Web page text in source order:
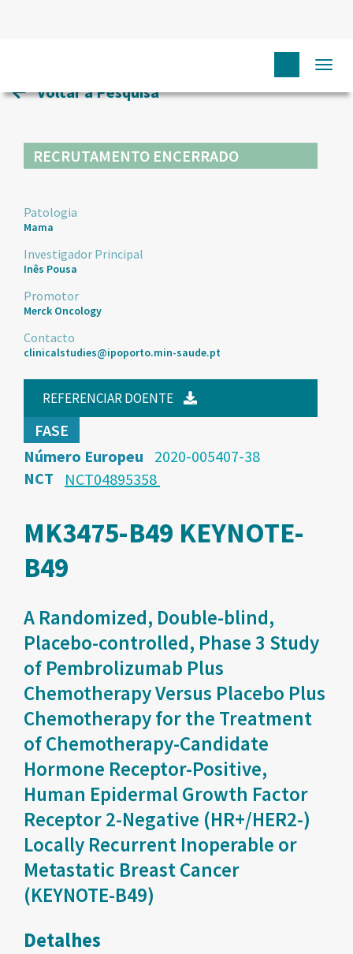
Voltar à Pesquisa
RECRUTAMENTO ENCERRADO
Patologia
Mama
Investigador Principal
Inês Pousa
Promotor
Merck Oncology
Contacto
clinicalstudies@ipoporto.min-saude.pt
REFERENCIAR DOENTE
FASE
Número Europeu
2020-005407-38
NCT
NCT04895358
MK3475-B49 KEYNOTE-
B49
A Randomized, Double-blind,
Placebo-controlled, Phase 3 Study
of Pembrolizumab Plus
Chemotherapy Versus Placebo Plus
Chemotherapy for the Treatment
of Chemotherapy-Candidate
Hormone Receptor-Positive,
Human Epidermal Growth Factor
Receptor 2-Negative (HR+/HER2-)
Locally Recurrent Inoperable or
Metastatic Breast Cancer
(KEYNOTE-B49)
Detalhes